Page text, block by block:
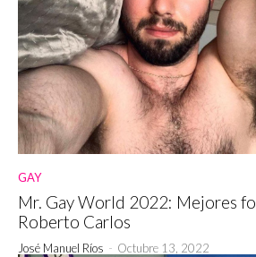
GAY
Mr. Gay World 2022: Mejores
Roberto Carlos
José Manuel Ríos - Octubre 13, 2022